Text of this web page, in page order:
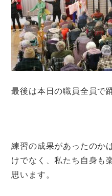
最後は本日の職員全員で
練習の成果があったのか
けでなく、私たち自身も
思います。